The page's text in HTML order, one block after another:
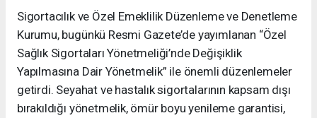
Sigortacılık ve Özel Emeklilik Düzenleme ve Denetleme
Kurumu, bugünkü Resmi Gazete’de yayımlanan “Özel
Sağlık Sigortaları Yönetmeliği’nde Değişiklik
Yapılmasına Dair Yönetmelik” ile önemli düzenlemeler
getirdi. Seyahat ve hastalık sigortalarının kapsam dışı
bırakıldığı yönetmelik, ömür boyu yenileme garantisi,